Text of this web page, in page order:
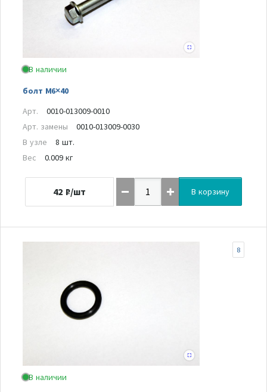
В наличии
болт M6×40
Арт.
0010-013009-0010
Арт. замены
0010-013009-0030
В узле
8 шт.
Вес
0.009 кг
42 ₽/шт В корзину
В наличии
8